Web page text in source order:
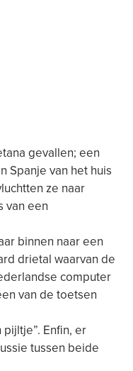
gevallen; een
Spanje van het huis
ze naar
van een
binnen naar een
drietal waarvan de
computer
van de toetsen
Enfin, er
tussen beide